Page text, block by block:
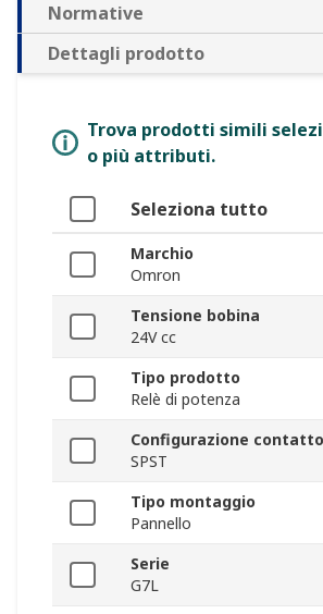
Normative
Dettagli prodotto
Trova prodotti simili
o più attributi.
Seleziona tutto
Marchio
Omron
Tensione bobina
24V cc
Tipo prodotto
Relè di potenza
Configurazione contatto
SPST
Tipo montaggio
Pannello
Serie
G7L